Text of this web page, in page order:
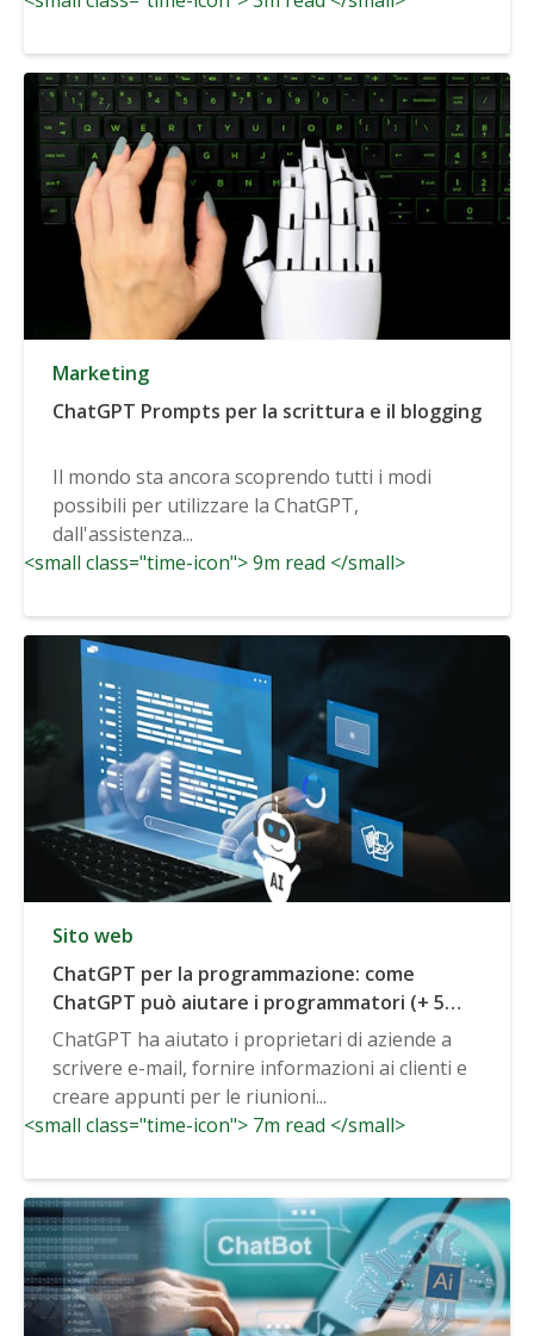
Marketing
ChatGPT Prompts per la scrittura e il blogging
Il mondo sta ancora scoprendo tutti i modi
possibili per utilizzare la ChatGPT,
dall'assistenza...
<small class="time-icon"> 9m read </small>
Sito web
ChatGPT per la programmazione: come
ChatGPT può aiutare i programmatori (+ 5
casi d'uso comuni)
ChatGPT ha aiutato i proprietari di aziende a
scrivere e-mail, fornire informazioni ai clienti e
creare appunti per le riunioni...
<small class="time-icon"> 7m read </small>